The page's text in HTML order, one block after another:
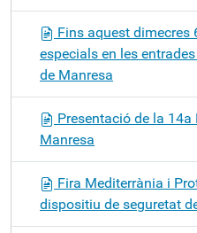
Fins aquest dimecres
especials en les
de Manresa
Presentació de la
Manresa
Fira Mediterrània i
dispositiu de seguretat